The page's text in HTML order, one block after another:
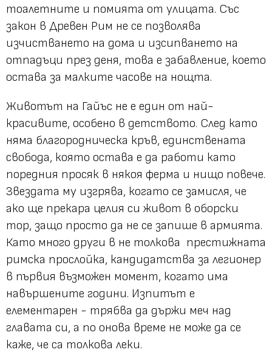
тоалетните и помията от улицата. Със
закон в Древен Рим не се позволява
изчистването на дома и изсипването на
отпадъци през деня, това е забавление, което
остава за малките часове на нощта.
Животът на Гайъс не е един от най-
красивите, особено в детството. След като
няма благородническа кръв, единствената
свобода, която остава е да работи като
поредния просяк в някоя ферма и нищо повече.
Звездата му изгрява, когато се замисля, че
ако ще прекара целия си живот в оборски
тор, защо просто да не се запише в армията.
Като много други в не толкова престижната
римска прослойка, кандидатства за легионер
в първия възможен момент, когато има
навършените години. Изпитът е
елементарен - трябва да държи меч над
главата си, а по онова време не може да се
каже, че са толкова леки.